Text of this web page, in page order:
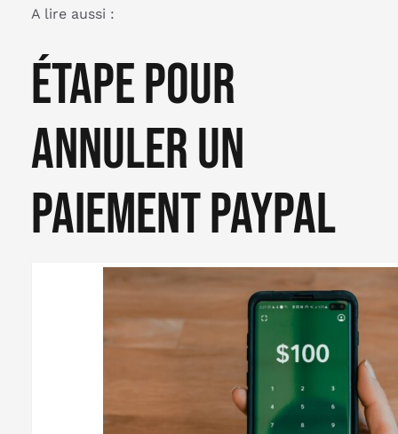
A lire aussi :
Étape pour
annuler un
paiement paypal